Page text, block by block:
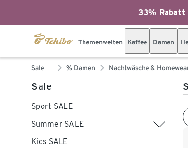
33% Rabatt
Themenwelten Kaffee Damen
Sale % Damen Nachtwäsche &
Sale
Sport SALE
Summer SALE
Kids SALE